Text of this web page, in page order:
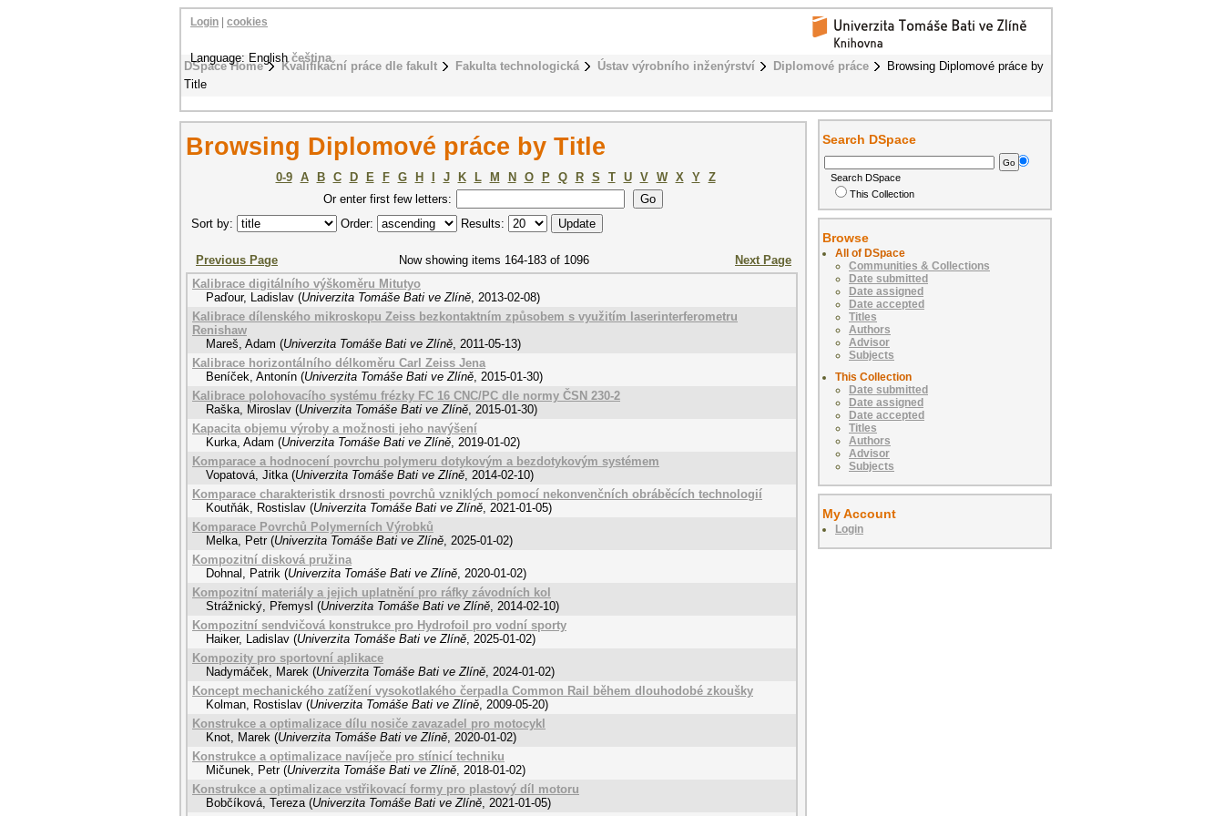
DSpace Home Kvalifikační práce dle fakult Fakulta technologická Ústav výrobního inženýrství Diplomové práce
Browsing Diplomové práce by
Title
Login cookies
Language: Englishčeština
Browsing Diplomové práce by Title
0-9 A B C D E F G H J K L M N O P Q R S T U V W X Y
Z
Or enter first few letters:
Sort by:
Order: Results:
Previous Page Now showing items 164-183 of 1096
Next Page
Kalibrace digitálního výškoměru Mitutyo
Paďour, Ladislav (Univerzita Tomáše Bati ve Zlíně, 2013-02-08)
Kalibrace dílenského mikroskopu Zeiss bezkontaktním způsobem s využitím laserinterferometru
Renishaw
Mareš, Adam (Univerzita Tomáše Bati ve Zlíně, 2011-05-13)
Kalibrace horizontálního délkoměru Carl Zeiss Jena
Beníček, Antonín (Univerzita Tomáše Bati ve Zlíně, 2015-01-30)
Kalibrace polohovacího systému frézky FC 16 CNC/PC dle normy ČSN 230-2
Raška, Miroslav (Univerzita Tomáše Bati ve Zlíně, 2015-01-30)
Kapacita objemu výroby a možnosti jeho navýšení
Kurka, Adam (Univerzita Tomáše Bati ve Zlíně, 2019-01-02)
Komparace a hodnocení povrchu polymeru dotykovým a bezdotykovým systémem
Vopatová, Jitka (Univerzita Tomáše Bati ve Zlíně, 2014-02-10)
Komparace charakteristik drsnosti povrchů vzniklých pomocí nekonvenčních obráběcích technologií
Koutňák, Rostislav (Univerzita Tomáše Bati ve Zlíně, 2021-01-05)
Komparace Povrchů Polymerních Výrobků
Melka, Petr (Univerzita Tomáše Bati ve Zlíně, 2025-01-02)
Kompozitní disková pružina
Dohnal, Patrik (Univerzita Tomáše Bati ve Zlíně, 2020-01-02)
Kompozitní materiály a jejich uplatnění pro ráfky závodních kol
Strážnický, Přemysl (Univerzita Tomáše Bati ve Zlíně, 2014-02-10)
Kompozitní sendvičová konstrukce pro Hydrofoil pro vodní sporty
Haiker, Ladislav (Univerzita Tomáše Bati ve Zlíně, 2025-01-02)
Kompozity pro sportovní aplikace
Nadymáček, Marek (Univerzita Tomáše Bati ve Zlíně, 2024-01-02)
Koncept mechanického zatížení vysokotlakého čerpadla Common Rail během dlouhodobé zkoušky
Kolman, Rostislav (Univerzita Tomáše Bati ve Zlíně, 2009-05-20)
Konstrukce a optimalizace dílu nosiče zavazadel pro motocykl
Knot, Marek (Univerzita Tomáše Bati ve Zlíně, 2020-01-02)
Konstrukce a optimalizace navíječe pro stínicí techniku
Mičunek, Petr (Univerzita Tomáše Bati ve Zlíně, 2018-01-02)
Konstrukce a optimalizace vstřikovací formy pro plastový díl motoru
Bobčíková, Tereza (Univerzita Tomáše Bati ve Zlíně, 2021-01-05)
Search DSpace
Search DSpace
This Collection
Browse
All of DSpace
Communities & Collections
Date submitted
Date assigned
Date accepted
Titles
Authors
Advisor
Subjects
This Collection
Date submitted
Date assigned
Date accepted
Titles
Authors
Advisor
Subjects
My Account
Login